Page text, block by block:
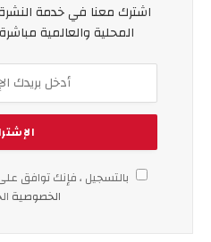
اشترك معنا في خدمة النشرة
المحلية والعالمية
بالتسجيل ، فإنك توافق
الخصوصية